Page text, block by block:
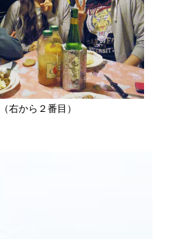
右から２番目）